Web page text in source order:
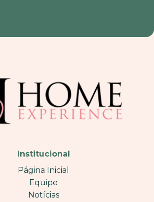
Institucional
Página Inicial
Equipe
Notícias